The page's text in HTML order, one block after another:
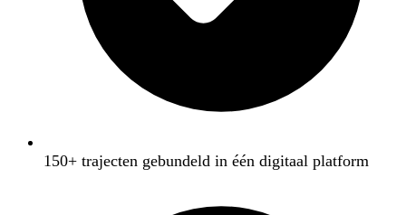
150+ trajecten gebundeld in één digitaal platform